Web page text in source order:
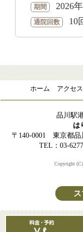
期間 2026
通院回数 10
ホーム アクセス
品川駅
は
〒140-0001 東京都品
TEL：03-
Copyright